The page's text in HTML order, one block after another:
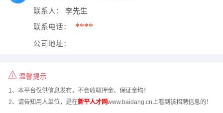
联系人： 李先生
联系电话： ****
公司地址：
温馨提示
1、本平台仅供信息发布，不会收取押金、保证金均！
2、请告知用人单位，是在新平人才网www.baidang.cn上看到该招聘信息的！